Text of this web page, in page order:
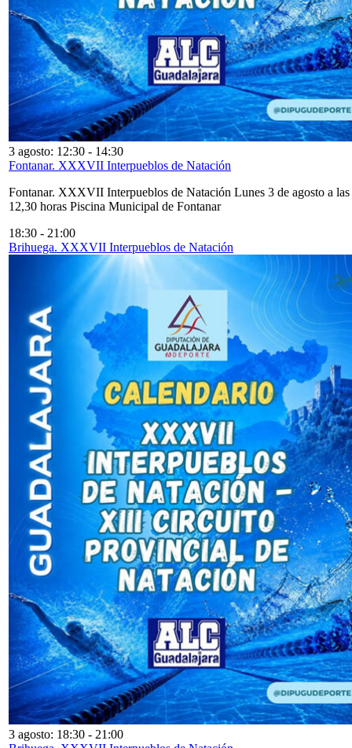
3 agosto: 12:30 - 14:30
Fontanar. XXXVII Interpueblos de Natación
Fontanar. XXXVII Interpueblos de Natación Lunes 3 de agosto a las
12,30 horas Piscina Municipal de Fontanar
18:30 - 21:00
Brihuega. XXXVII Interpueblos de Natación
3 agosto: 18:30 - 21:00